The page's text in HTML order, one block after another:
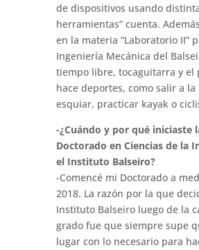
de dispositivos usando
herramientas” cuenta.
en la materia “Laboratorio II”
Ingeniería Mecánica del
tiempo libre, tocaguitarra y el
hace deportes, como salir a la
esquiar, practicar kayak o
-¿Cuándo y por qué iniciaste
Doctorado en Ciencias de la
el Instituto Balseiro?
-Comencé mi Doctorado a
2018. La razón por la que
Instituto Balseiro luego de la
grado fue que siempre supe
lugar con lo necesario para